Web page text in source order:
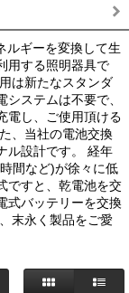
ルギーを変換して生
用する照明器具で
は新たなスタンダ
ステムは不要で、
電し、ご使用頂ける
、当社の電池交換
ル設計です。 経年
間など)が徐々に低
ですと、乾電池を交
式バッテリーを交換
末永く製品をご愛